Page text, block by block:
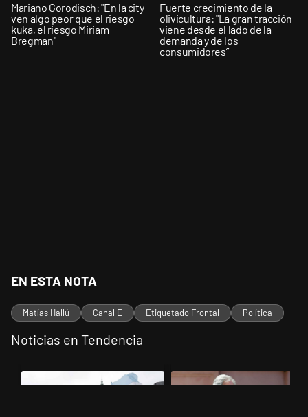
Mariano Gorodisch: "En la city
ven algo peor que el riesgo
kuka, el riesgo Miriam
Bregman"
Fuerte crecimiento de la
olivicultura: "La gran tracción
viene desde el lado de la
demanda y de los
consumidores”
EN ESTA NOTA
Matías Hallú Canal E Etiquetado Frontal Política
Noticias en Tendencia
Un artículo de tendencia con el título "Congreso vallado y bajo la
Un artículo de tendencia con el